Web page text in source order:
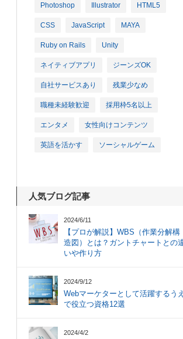
Photoshop Illustrator HTML5
CSS JavaScript MAYA
Ruby on Rails Unity
ネイティブアプリ ジーンズOK
自社サービスあり 残業少なめ
職種未経験歓迎 採用枠5名以上
エンタメ 女性向けコンテンツ
英語を活かす ソーシャルゲーム
人気ブログ記事
2024/6/11
【プロが解説】WBS（作業分解構
造図）とは？ガントチャートとの
いや作り方
2024/9/12
Webマーケターとして活躍するうえ
で役立つ資格12選
2024/4/2